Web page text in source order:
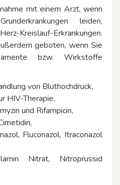
mit einem Arzt, wenn
leiden,
Erkrankungen.
geboten, wenn Sie
bzw. Wirkstoffe
von Bluthochdruck,
HIV-Therapie,
und Rifampicin,
Fluconazol, Itraconazol
Nitrat, Nitroprussid